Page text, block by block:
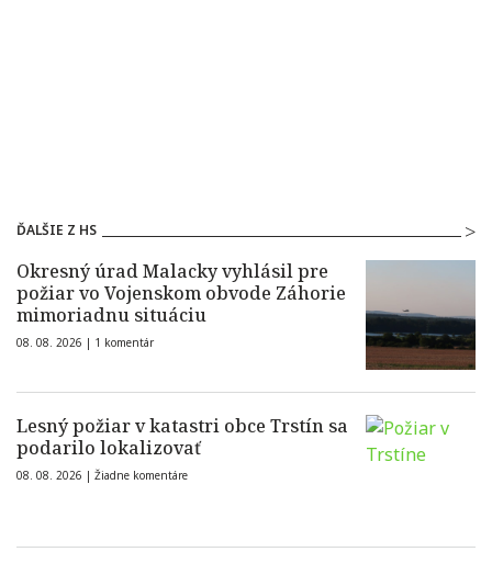
ĎALŠIE Z HS
Okresný úrad Malacky vyhlásil pre
požiar vo Vojenskom obvode Záhorie
mimoriadnu situáciu
08. 08. 2026 | 1 komentár
Lesný požiar v katastri obce Trstín sa
podarilo lokalizovať
08. 08. 2026 | Žiadne komentáre